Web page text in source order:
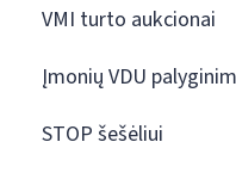
VMI turto aukcionai
Įmonių VDU
STOP šešėliui